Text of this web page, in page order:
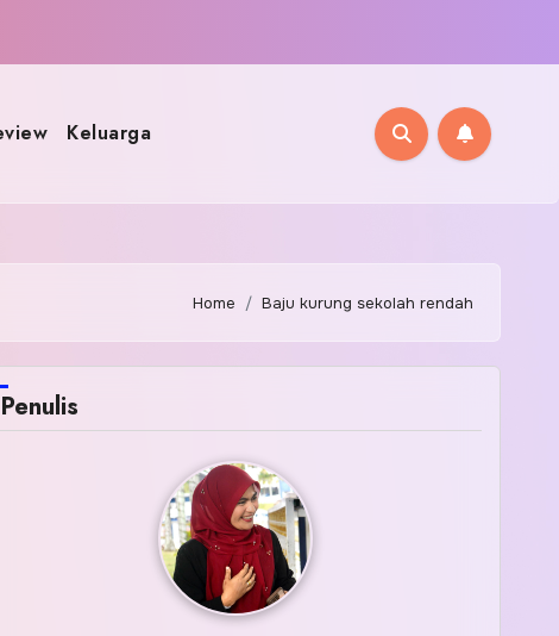
Keluarga
Home Baju kurung sekolah rendah
Penulis